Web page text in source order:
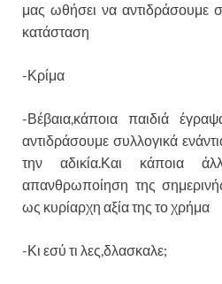
μας ωθήσει να αντιδράσουμε
κατάσταση
-Κρίμα
-Βέβαια,κάποια παιδιά
αντιδράσουμε συλλογικά
την αδικία.Και κάποια
απανθρωποίηση της
ως κυρίαρχη αξία της το χρήμα
-Κι εσύ τι λες,δλασκαλε;